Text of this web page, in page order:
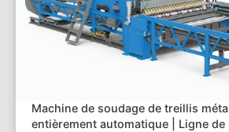
Machine de soudage de treillis
entièrement automatique | Ligne